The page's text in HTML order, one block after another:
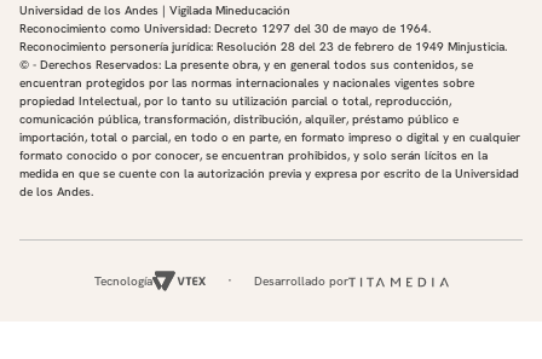
Universidad de los Andes | Vigilada Mineducación
Reconocimiento como Universidad: Decreto 1297 del 30 de mayo de 1964.
Reconocimiento personería jurídica: Resolución 28 del 23 de febrero de 1949 Minjusticia.
© - Derechos Reservados: La presente obra, y en general todos sus contenidos, se
encuentran protegidos por las normas internacionales y nacionales vigentes sobre
propiedad Intelectual, por lo tanto su utilización parcial o total, reproducción,
comunicación pública, transformación, distribución, alquiler, préstamo público e
importación, total o parcial, en todo o en parte, en formato impreso o digital y en cualquier
formato conocido o por conocer, se encuentran prohibidos, y solo serán lícitos en la
medida en que se cuente con la autorización previa y expresa por escrito de la Universidad
de los Andes.
Tecnología Desarrollado por